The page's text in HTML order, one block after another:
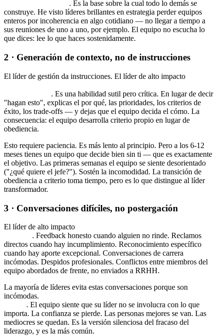
. Es la base sobre la cual todo lo demás se
construye. He visto líderes brillantes en estrategia perder equipos
enteros por incoherencia en algo cotidiano — no llegar a tiempo a
sus reuniones de uno a uno, por ejemplo. El equipo no escucha lo
que dices: lee lo que haces sostenidamente.
2 · Generación de contexto, no de instrucciones
El líder de gestión da instrucciones. El líder de alto impacto
. Es una habilidad sutil pero crítica. En lugar de decir
"hagan esto", explicas el por qué, las prioridades, los criterios de
éxito, los trade-offs — y dejas que el equipo decida el cómo. La
consecuencia: el equipo desarrolla criterio propio en lugar de
obediencia.
Esto requiere paciencia. Es más lento al principio. Pero a los 6-12
meses tienes un equipo que decide bien sin ti — que es exactamente
el objetivo. Las primeras semanas el equipo se siente desorientado
("¿qué quiere el jefe?"). Sostén la incomodidad. La transición de
obediencia a criterio toma tiempo, pero es lo que distingue al líder
transformador.
3 · Conversaciones difíciles, no postergación
El líder de alto impacto
. Feedback honesto cuando alguien no rinde. Reclamos
directos cuando hay incumplimiento. Reconocimiento específico
cuando hay aporte excepcional. Conversaciones de carrera
incómodas. Despidos profesionales. Conflictos entre miembros del
equipo abordados de frente, no enviados a RRHH.
La mayoría de líderes evita estas conversaciones porque son
incómodas.
. El equipo siente que su líder no se involucra con lo que
importa. La confianza se pierde. Las personas mejores se van. Las
mediocres se quedan. Es la versión silenciosa del fracaso del
liderazgo, y es la más común.